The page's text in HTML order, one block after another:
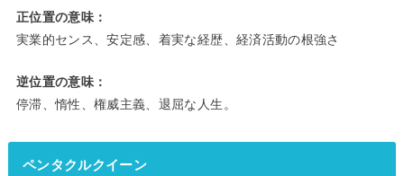
正位置の意味：
実業的センス、安定感、着実な経歴、経済活動の根強さ
逆位置の意味：
停滞、惰性、権威主義、退屈な人生。
ペンタクルクイーン